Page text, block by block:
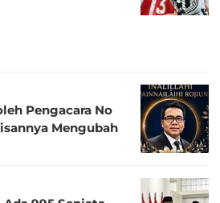
Pengacara No
Mengubah